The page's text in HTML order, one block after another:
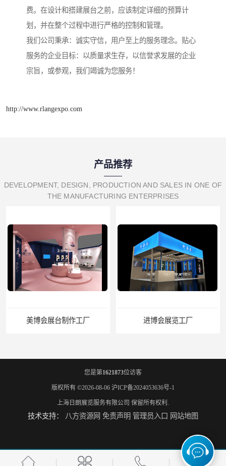
费。在设计和搭建展台之前，应该制定详细的预算计
划，并在整个过程中进行严格的控制和管理。
我们公司秉承：诚实守信，用户至上的服务理念。贴心
服务的企业目标：以质量求生存，以信誉求发展的企业
宗旨，或参观，我们竭诚为您服务！
http://www.rlangexpo.com
产品推荐
DEVELOPMENT, DESIGN, PRODUCTION AND SALES IN ONE OF
THE MANUFACTURING ENTERPRISES
美博会展台制作工厂 进博会展览工厂
家具展搭建工厂 厨卫展展台搭建工厂
您是第1621873位访客
版权所有 ©2026-08-06 沪ICP备2024053636号-1
上海日朗展览服务有限公司 保留所有权利.
技术支持： 八方资源网 免责声明 管理员入口 网站地图